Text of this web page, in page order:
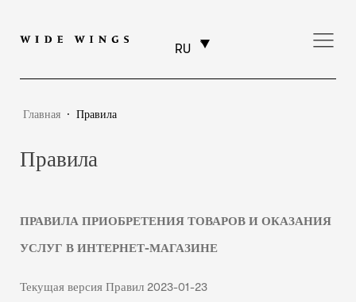
RU
Главная ⸱ Правила
Правила
ПРАВИЛА ПРИОБРЕТЕНИЯ ТОВАРОВ И ОКАЗАНИЯ
УСЛУГ В ИНТЕРНЕТ-МАГАЗИНЕ
Текущая версия Правил 2023-01-23